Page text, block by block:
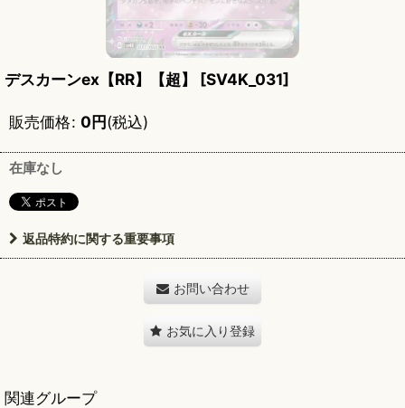
デスカーンex【RR】【超】 [SV4K_031]
販売価格: 0円(税込)
在庫なし
返品特約に関する重要事項
お問い合わせ
お気に入り登録
関連グループ